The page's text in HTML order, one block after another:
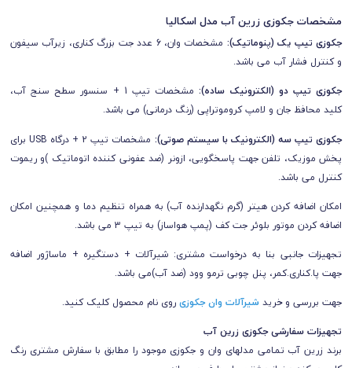
مشخصات جکوزی زرین آب مدل اسکالیا
جکوزی تیپ یک (پنوماتیک): مشخصات وان، 6 عدد جت بزرگ کناری، زیرآب سیفون
و کنترل فشار آب می باشد.
جکوزی تیپ دو (الکترونیک ساده): مشخصات تیپ 1 +
سنسور سطح سنج آب،
کلید محافظ جان و لامپ کروموتراپی (رنگ درمانی) می باشد.
جکوزی تیپ سه (الکترونیک با سیستم صوتی): مشخصات تیپ 2 +
درگاه USB برای
پخش موزیک، تلفن جهت پاسخگویی، ازونر (ضد عفونی کننده اتوماتیک )و ریموت
کنترل می باشد.
امکان اضافه کردن هیتر (گرم نگهدارنده آب) به همراه تنظیم دما و همچنین امکان
اضافه کردن موتور بلوئر جت کف (پمپ هواساز) به تیپ 3 می باشد.
تجهیزات جانبی بنا به درخواست مشتری: شیرآلات + دستگیره + ماساژور اضافه
جهت پا.کناری.کمر، پنل چوبی ترمو وود (ضد آب)می باشد.
جهت بررسی و خریدشیرآلات وان جکوزیروی نام محصول کلیک کنید.
تجهیزات سفارشی جکوزی زرین آب
برند زرین آب تمـامی مدلهای وان و جکوزی موجود را مطابق با سفارش مشتری رنگ